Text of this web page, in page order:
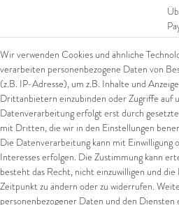
Wir verwenden Cookies und ähnliche
verarbeiten personenbezogene Daten von
(z.B. IP-Adresse), um z.B. Inhalte und
Drittanbietern einzubinden oder Zugriffe auf
Datenverarbeitung erfolgt erst durch
mit Dritten, die wir in den Einstellungen
Die Datenverarbeitung kann mit Einwilligung
Interesses erfolgen. Die Zustimmung kann
besteht das Recht, nicht einzuwilligen und
Zeitpunkt zu ändern oder zu widerrufen.
personenbezogener Daten und den